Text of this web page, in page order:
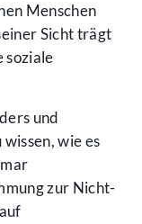
Menschen
Sicht trägt
soziale
und
wie es
zur Nicht-